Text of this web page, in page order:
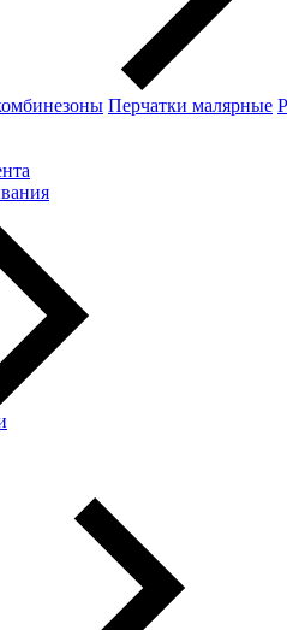
Перчатки малярные